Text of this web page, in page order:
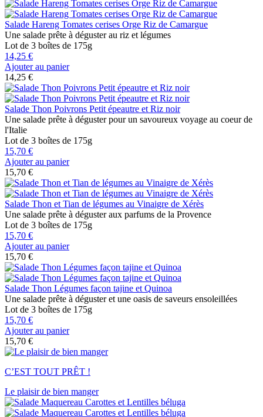
Salade Hareng Tomates cerises Orge Riz de Camargue
Une salade prête à déguster au riz et légumes
Lot de 3 boîtes de 175g
14,25 €
Ajouter au panier
14,25 €
Salade Thon Poivrons Petit épeautre et Riz noir
Une salade prête à déguster pour un savoureux voyage au coeur de
l'Italie
Lot de 3 boîtes de 175g
15,70 €
Ajouter au panier
15,70 €
Salade Thon et Tian de légumes au Vinaigre de Xérès
Une salade prête à déguster aux parfums de la Provence
Lot de 3 boîtes de 175g
15,70 €
Ajouter au panier
15,70 €
Salade Thon Légumes façon tajine et Quinoa
Une salade prête à déguster et une oasis de saveurs ensoleillées
Lot de 3 boîtes de 175g
15,70 €
Ajouter au panier
15,70 €
C’EST TOUT PRÊT​ !
Le plaisir de bien manger